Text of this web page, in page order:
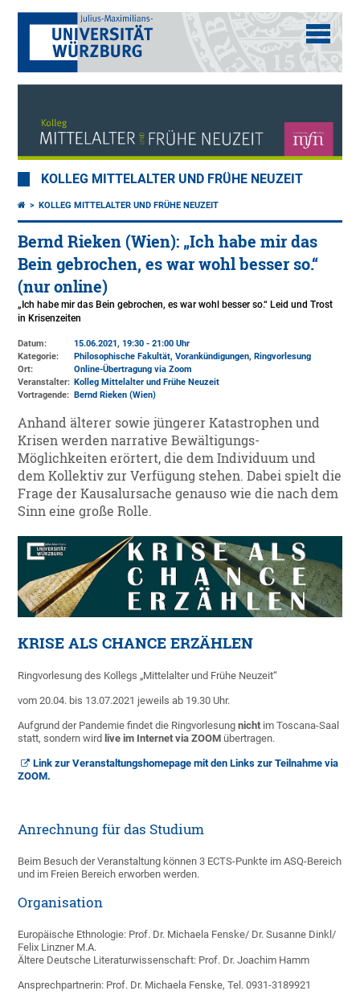
KOLLEG MITTELALTER UND FRÜHE NEUZEIT
KOLLEG MITTELALTER UND FRÜHE NEUZEIT
Bernd Rieken (Wien): „Ich habe mir das
Bein gebrochen, es war wohl besser so.“
(nur online)
„Ich habe mir das Bein gebrochen, es war wohl besser so.“ Leid und Trost
in Krisenzeiten
Datum:
15.06.2021, 19:30 - 21:00 Uhr
Kategorie:
Philosophische Fakultät, Vorankündigungen, Ringvorlesung
Ort:
Online-Übertragung via Zoom
Veranstalter: Kolleg Mittelalter und Frühe Neuzeit
Vortragende:
Bernd Rieken (Wien)
Anhand älterer sowie jüngerer Katastrophen und
Krisen werden narrative Bewältigungs-
Möglichkeiten erörtert, die dem Individuum und
dem Kollektiv zur Verfügung stehen. Dabei spielt die
Frage der Kausalursache genauso wie die nach dem
Sinn eine große Rolle.
KRISE ALS CHANCE ERZÄHLEN
Ringvorlesung des Kollegs „Mittelalter und Frühe Neuzeit“
vom 20.04. bis 13.07.2021 jeweils ab 19.30 Uhr.
Aufgrund der Pandemie findet die Ringvorlesungnicht im Toscana-Saal
statt, sondern wird live im Internet via ZOOM übertragen.
Link zur Veranstaltungshomepage mit den Links zur Teilnahme via
ZOOM.
Anrechnung für das Studium
Beim Besuch der Veranstaltung können 3 ECTS-Punkte im ASQ-Bereich
und im Freien Bereich erworben werden.
Organisation
Europäische Ethnologie: Prof. Dr. Michaela Fenske/ Dr. Susanne Dinkl/
Felix Linzner M.A.
Ältere Deutsche Literaturwissenschaft: Prof. Dr. Joachim Hamm
Ansprechpartnerin: Prof. Dr. Michaela Fenske, Tel. 0931-3189921